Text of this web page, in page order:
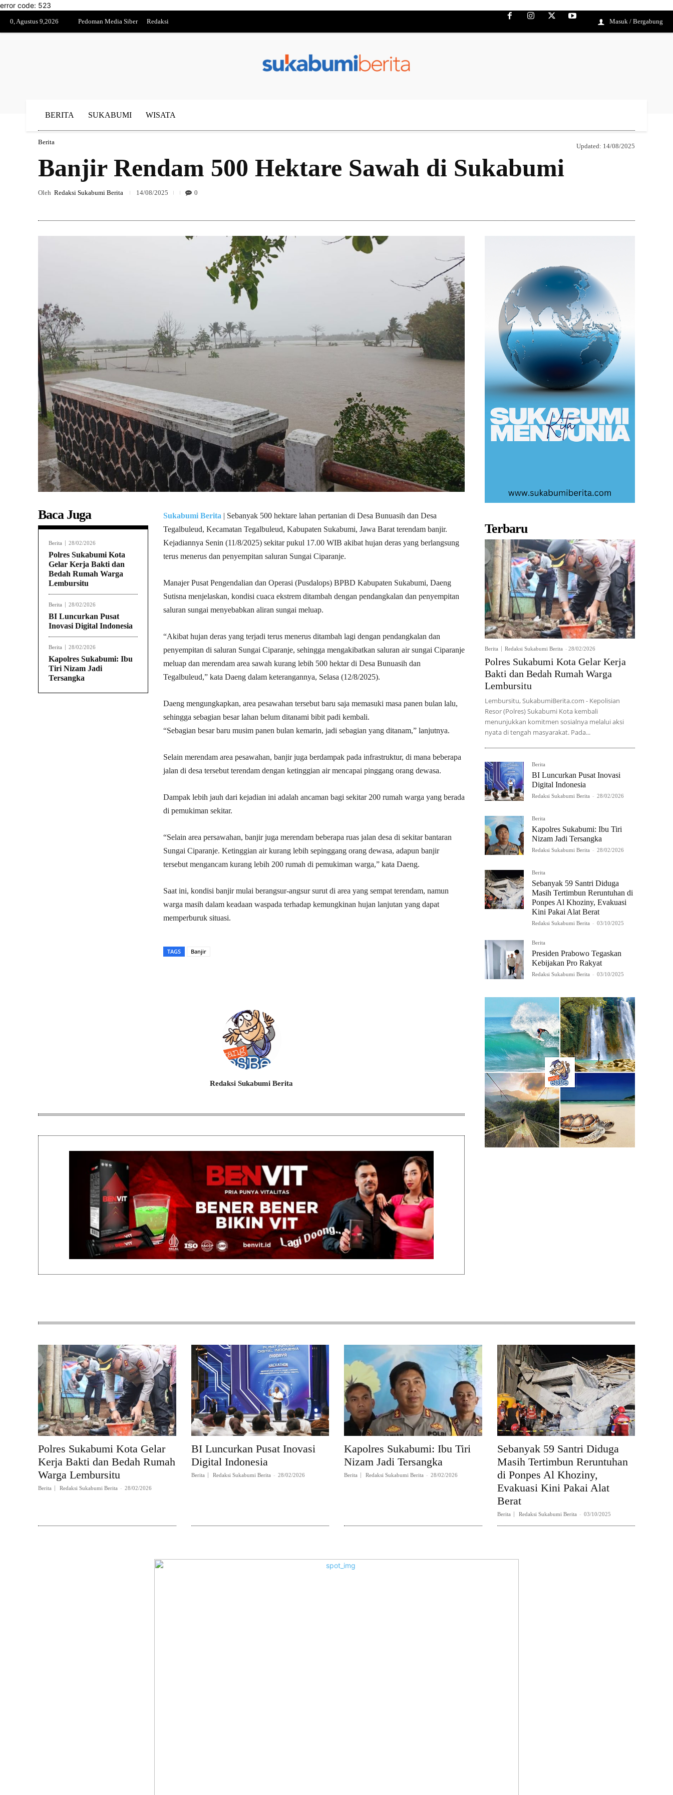
error code: 523
0, Agustus 9,2026 Pedoman Media Siber Redaksi Masuk / Bergabung
BERITA SUKABUMI WISATA
Berita
Updated: 14/08/2025
Banjir Rendam 500 Hektare Sawah di Sukabumi
Oleh Redaksi Sukabumi Berita 14/08/2025 0
Baca Juga
Berita 28/02/2026
Polres Sukabumi Kota
Gelar Kerja Bakti dan
Bedah Rumah Warga
Lembursitu
Berita 28/02/2026
BI Luncurkan Pusat
Inovasi Digital Indonesia
Berita 28/02/2026
Kapolres Sukabumi: Ibu
Tiri Nizam Jadi
Tersangka
Sukabumi Berita | Sebanyak 500 hektare lahan pertanian di Desa Bunuasih dan Desa
Tegalbuleud, Kecamatan Tegalbuleud, Kabupaten Sukabumi, Jawa Barat terendam banjir.
Kejadiannya Senin (11/8/2025) sekitar pukul 17.00 WIB akibat hujan deras yang berlangsung
terus menerus dan penyempitan saluran Sungai Ciparanje.
Manajer Pusat Pengendalian dan Operasi (Pusdalops) BPBD Kabupaten Sukabumi, Daeng
Sutisna menjelaskan, kondisi cuaca ekstrem ditambah dengan pendangkalan dan penyempitan
saluran sungai menyebabkan aliran sungai meluap.
“Akibat hujan deras yang terjadi terus menerus ditambah lagi dengan pendangkalan dan
penyempitan di saluran Sungai Ciparanje, sehingga mengakibatkan saluran air sungai Ciparanje
meluap dan merendam area sawah kurang lebih 500 hektar di Desa Bunuasih dan
Tegalbuleud,” kata Daeng dalam keterangannya, Selasa (12/8/2025).
Daeng mengungkapkan, area pesawahan tersebut baru saja memasuki masa panen bulan lalu,
sehingga sebagian besar lahan belum ditanami bibit padi kembali.
“Sebagian besar baru musim panen bulan kemarin, jadi sebagian yang ditanam,” lanjutnya.
Selain merendam area pesawahan, banjir juga berdampak pada infrastruktur, di mana beberapa
jalan di desa tersebut terendam dengan ketinggian air mencapai pinggang orang dewasa.
Dampak lebih jauh dari kejadian ini adalah ancaman bagi sekitar 200 rumah warga yang berada
di pemukiman sekitar.
“Selain area persawahan, banjir juga merendam beberapa ruas jalan desa di sekitar bantaran
Sungai Ciparanje. Ketinggian air kurang lebih sepinggang orang dewasa, adapun banjir
tersebut mengancam kurang lebih 200 rumah di pemukiman warga,” kata Daeng.
Saat ini, kondisi banjir mulai berangsur-angsur surut di area yang sempat terendam, namun
warga masih dalam keadaan waspada terhadap kemungkinan hujan lanjutan yang dapat
memperburuk situasi.
TAGS Banjir
Redaksi Sukabumi Berita
Terbaru
Berita Redaksi Sukabumi Berita - 28/02/2026
Polres Sukabumi Kota Gelar Kerja
Bakti dan Bedah Rumah Warga
Lembursitu
Lembursitu, SukabumiBerita.com - Kepolisian
Resor (Polres) Sukabumi Kota kembali
menunjukkan komitmen sosialnya melalui aksi
nyata di tengah masyarakat. Pada...
Berita
BI Luncurkan Pusat Inovasi
Digital Indonesia
Redaksi Sukabumi Berita - 28/02/2026
Berita
Kapolres Sukabumi: Ibu Tiri
Nizam Jadi Tersangka
Redaksi Sukabumi Berita - 28/02/2026
Berita
Sebanyak 59 Santri Diduga
Masih Tertimbun Reruntuhan di
Ponpes Al Khoziny, Evakuasi
Kini Pakai Alat Berat
Redaksi Sukabumi Berita - 03/10/2025
Berita
Presiden Prabowo Tegaskan
Kebijakan Pro Rakyat
Redaksi Sukabumi Berita - 03/10/2025
Polres Sukabumi Kota Gelar
Kerja Bakti dan Bedah Rumah
Warga Lembursitu
Berita Redaksi Sukabumi Berita - 28/02/2026
BI Luncurkan Pusat Inovasi
Digital Indonesia
Berita Redaksi Sukabumi Berita - 28/02/2026
Kapolres Sukabumi: Ibu Tiri
Nizam Jadi Tersangka
Berita Redaksi Sukabumi Berita - 28/02/2026
Sebanyak 59 Santri Diduga
Masih Tertimbun Reruntuhan
di Ponpes Al Khoziny,
Evakuasi Kini Pakai Alat
Berat
Berita Redaksi Sukabumi Berita - 03/10/2025